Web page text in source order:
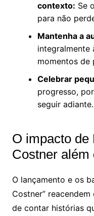
contexto: Se
para não
Mantenha a
integralmente
momentos de
Celebrar
progresso,
seguir adiante.
O impacto de
Costner além
O lançamento e os
Costner”
de contar histórias